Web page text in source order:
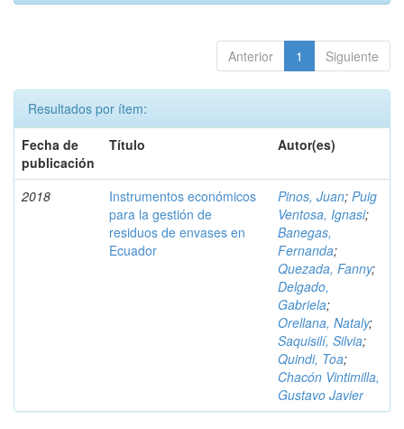
Anterior 1 Siguiente
Resultados por ítem:
Fecha de
publicación
Título Autor(es)
2018
Instrumentos económicos
para la gestión de
residuos de envases en
Ecuador
Pinos, Juan; Puig
Ventosa, Ignasi;
Banegas,
Fernanda;
Quezada, Fanny;
Delgado,
Gabriela;
Orellana, Nataly;
Saquisilí, Silvia;
Quindi, Toa;
Chacón Vintimilla,
Gustavo Javier